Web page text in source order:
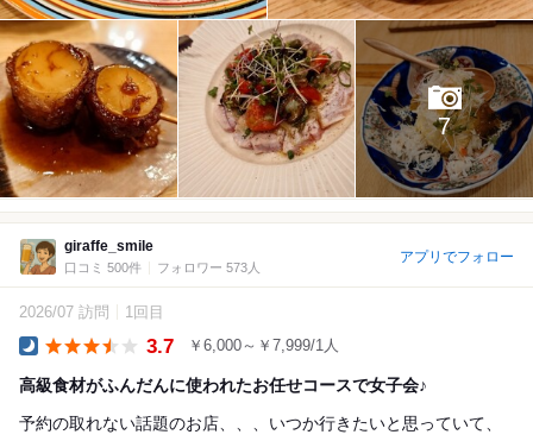
7
giraffe_smile
口コミ 500件 フォロワー 573人
アプリでフォロー
2026/07 訪問 1回目
3.7 ￥6,000～￥7,999/1人
高級食材がふんだんに使われたお任せコースで女子会♪
予約の取れない話題のお店、、、いつか行きたいと思っていて、